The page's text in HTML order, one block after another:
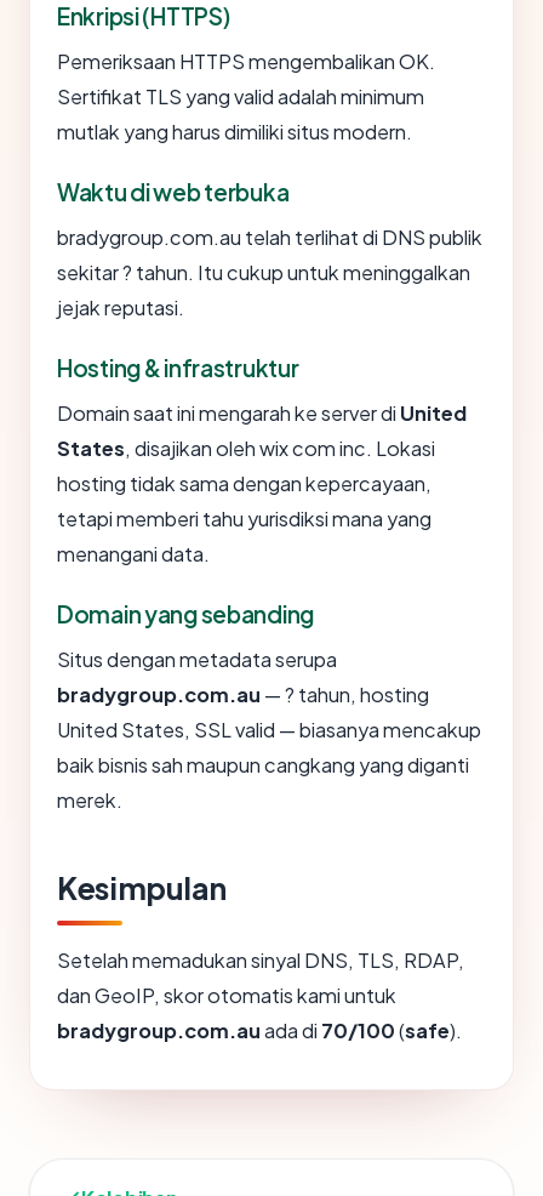
Enkripsi (HTTPS)
Pemeriksaan HTTPS mengembalikan OK.
Sertifikat TLS yang valid adalah minimum
mutlak yang harus dimiliki situs modern.
Waktu di web terbuka
bradygroup.com.au telah terlihat di DNS publik
sekitar ? tahun. Itu cukup untuk meninggalkan
jejak reputasi.
Hosting & infrastruktur
Domain saat ini mengarah ke server di United
States, disajikan oleh wix com inc. Lokasi
hosting tidak sama dengan kepercayaan,
tetapi memberi tahu yurisdiksi mana yang
menangani data.
Domain yang sebanding
Situs dengan metadata serupa
bradygroup.com.au — ? tahun, hosting
United States, SSL valid — biasanya mencakup
baik bisnis sah maupun cangkang yang diganti
merek.
Kesimpulan
Setelah memadukan sinyal DNS, TLS, RDAP,
dan GeoIP, skor otomatis kami untuk
bradygroup.com.auada di 70/100(safe).